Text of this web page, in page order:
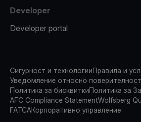
Developer
Developer portal
Сигурност и технологииПравила и
Уведомление относно
Политика за бисквиткиПолитика за
AFC Compliance StatementWolfsberg
FATCAКорпоративно управление